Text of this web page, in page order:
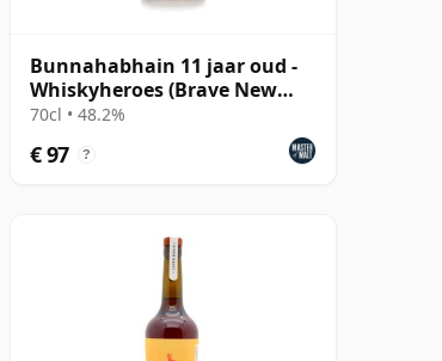
Bunnahabhain 11 jaar oud -
Whiskyheroes (Brave New
Spirits)
70cl • 48.2%
€ 97 ?